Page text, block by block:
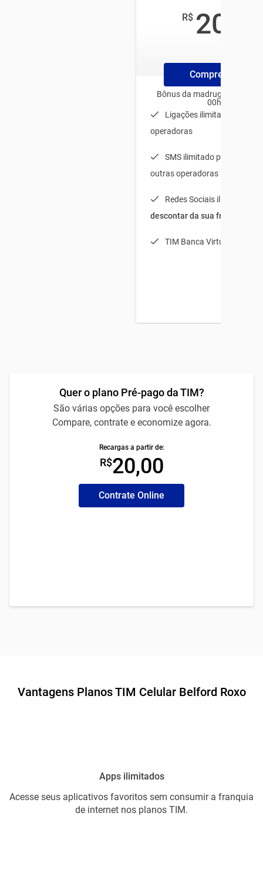
R$ 20
Compre ChipTim
Bônus da madrugada para
00h e 06h
Ligações ilimitadas para
operadoras
SMS ilimitado para TIM +
outras operadoras
Redes Sociais ilimitadas (
descontar da sua franquia
TIM Banca Virtual Light
Quer o plano Pré-pago da TIM?
São várias opções para você escolher
Compare, contrate e economize agora.
Recargas a partir de:
R$20,00
Contrate Online
Vantagens Planos TIM Celular Belford Roxo
Apps ilimitados
Acesse seus aplicativos favoritos sem consumir a franquia
de internet nos planos TIM.